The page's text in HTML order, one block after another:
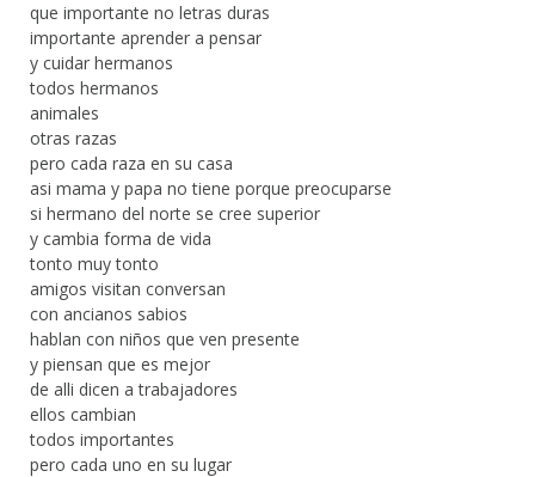
que importante no letras duras
importante aprender a pensar
y cuidar hermanos
todos hermanos
animales
otras razas
pero cada raza en su casa
asi mama y papa no tiene porque preocuparse
si hermano del norte se cree superior
y cambia forma de vida
tonto muy tonto
amigos visitan conversan
con ancianos sabios
hablan con niños que ven presente
y piensan que es mejor
de alli dicen a trabajadores
ellos cambian
todos importantes
pero cada uno en su lugar